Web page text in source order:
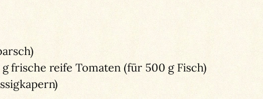
frische reife Tomaten (für 500 g Fisch)